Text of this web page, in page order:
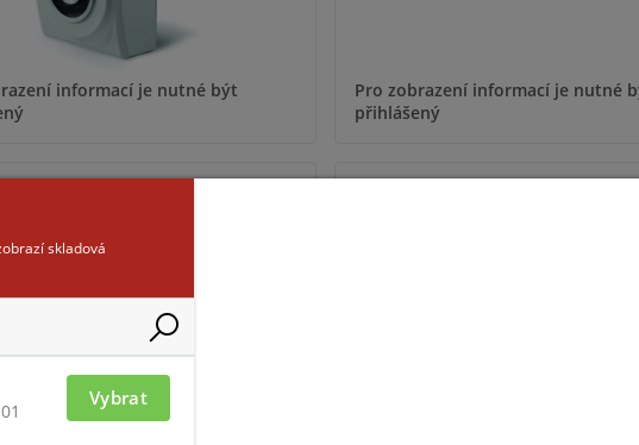
informací je nutné být
Pro zobrazení informací je nutné
přihlášený
skladová
Vybrat